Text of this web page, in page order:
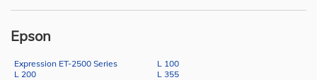
Epson
Expression ET-2500 Series
L 100
L 200
L 355